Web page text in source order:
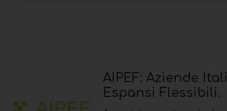
AIPEF: Aziende
Espansi Flessibili.